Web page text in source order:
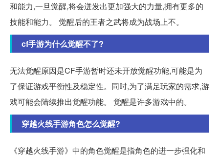
和能力,一旦觉醒,将会迸发出更加强大的力量,拥有更多的
技能和能力。 觉醒后的王者之武将成为战场上不。
cf手游为什么觉醒不了?
无法觉醒原因是CF手游暂时还未开放觉醒功能,可能是为
了保证游戏平衡性及稳定性。同时,为了满足玩家的需求,游
戏可能会陆续推出觉醒功能。 觉醒是许多游戏中的。
穿越火线手游角色怎么觉醒?
《穿越火线手游》中的角色觉醒是指角色的进一步强化和